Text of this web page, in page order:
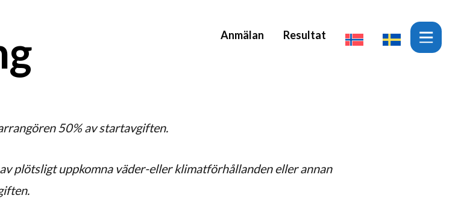
Anmälan Resultat
50% av startavgiften.
plötsligt uppkomna väder-eller klimatförhållandeneller annan